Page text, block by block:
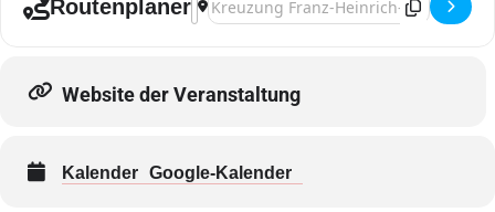
Routenplaner
Website der Veranstaltung
Kalender Google-Kalender